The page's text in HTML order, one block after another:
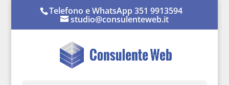
Telefono e WhatsApp 351 9913594
studio@consulenteweb.it